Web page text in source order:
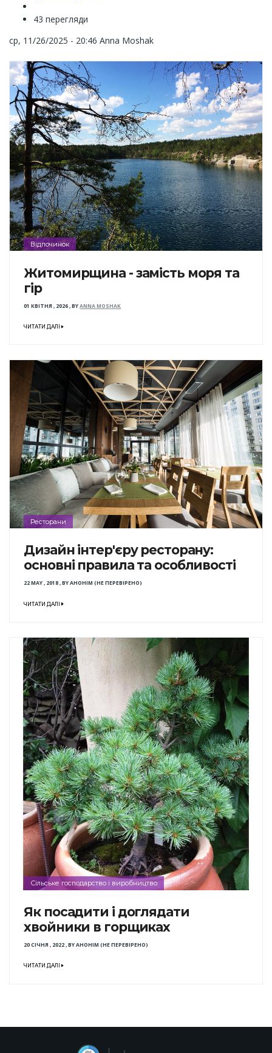
43 перегляди
ср, 11/26/2025 - 20:46 Anna Moshak
Відпочинок
Житомирщина - замість моря та
гір
01 КВІТНЯ , 2026,BYANNA MOSHAK
ЧИТАТИ ДАЛІ
Ресторани
Дизайн інтер'єру ресторану:
основні правила та особливості
22 MAY , 2018,BYАНОНІМ (НЕ ПЕРЕВІРЕНО)
ЧИТАТИ ДАЛІ
Сільське господарство і виробництво
Як посадити і доглядати
хвойники в горщиках
20 СІЧНЯ , 2022,BYАНОНІМ (НЕ ПЕРЕВІРЕНО)
ЧИТАТИ ДАЛІ